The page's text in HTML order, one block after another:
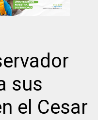
sus
el Cesar